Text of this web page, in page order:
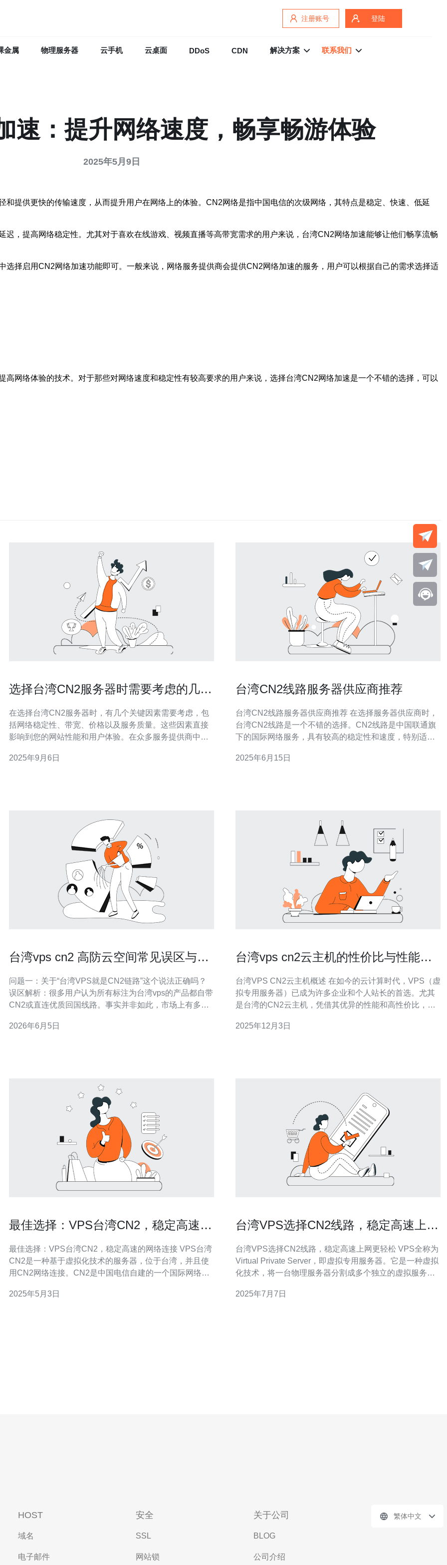
注册账号 登陆
金属 物理服务器 云手机 云桌面 DDoS CDN 解决方案 联系我们
速：提升网络速度，畅享畅游体验
2025年5月9日
提供更快的传输速度，从而提升用户在网络上的体验。CN2网络是指中国电信的次级网络，其特点是稳定、快速、低延
，提高网络稳定性。尤其对于喜欢在线游戏、视频直播等高带宽需求的用户来说，台湾CN2网络加速能够让他们畅享流畅
选择启用CN2网络加速功能即可。一般来说，网络服务提供商会提供CN2网络加速的服务，用户可以根据自己的需求选择适
网络体验的技术。对于那些对网络速度和稳定性有较高要求的用户来说，选择台湾CN2网络加速是一个不错的选择，可以
选择台湾CN2服务器时需要考虑的几个
在选择台湾CN2服务器时，有几个关键因素需要考虑，包
括网络稳定性、带宽、价格以及服务质量。这些因素直接
影响到您的网站性能和用户体验。在众多服务提供商中，
多企业的首选。 网络稳定性 网络的稳定性是选择服务器时
2025年9月6日
台湾CN2线路服务器供应商推荐
台湾CN2线路服务器供应商推荐 在选择服务器供应商时，
台湾CN2线路是一个不错的选择。CN2线路是中国联通旗
下的国际网络服务，具有较高的稳定性和速度，特别适合
线路服务器供应商。 XXX公司是一家专业的服务器供应
2025年6月15日
台湾vps cn2 高防云空间常见误区与购
问题一：关于“台湾VPS就是CN2链路”这个说法正确吗？
误区解析：很多用户认为所有标注为台湾vps的产品都自带
CN2或直连优质回国线路。事实并非如此，市场上有多种
干线路。 要点检查：购买前务必向商家索要真实的路由器
2026年6月5日
台湾vps cn2云主机的性价比与性能评
台湾VPS CN2云主机概述 在如今的云计算时代，VPS（虚
拟专用服务器）已成为许多企业和个人站长的首选。尤其
是台湾的CN2云主机，凭借其优异的性能和高性价比，吸
何魅力呢？以下是我们为您总结的三大精华： 高性能网
2025年12月3日
最佳选择：VPS台湾CN2，稳定高速的
最佳选择：VPS台湾CN2，稳定高速的网络连接 VPS台湾
CN2是一种基于虚拟化技术的服务器，位于台湾，并且使
用CN2网络连接。CN2是中国电信自建的一个国际网络，
网络通信的用户。 VPS台湾CN2相比其他VPS选择具有以
2025年5月3日
台湾VPS选择CN2线路，稳定高速上网
台湾VPS选择CN2线路，稳定高速上网更轻松 VPS全称为
Virtual Private Server，即虚拟专用服务器。它是一种虚拟
化技术，将一台物理服务器分割成多个独立的虚拟服务
IP地址。 台湾VPS在中国大陆地区用户中越来越受欢迎，
2025年7月7日
HOST
域名
电子邮件
安全
SSL
网站锁
关于公司
BLOG
公司介绍
繁体中文